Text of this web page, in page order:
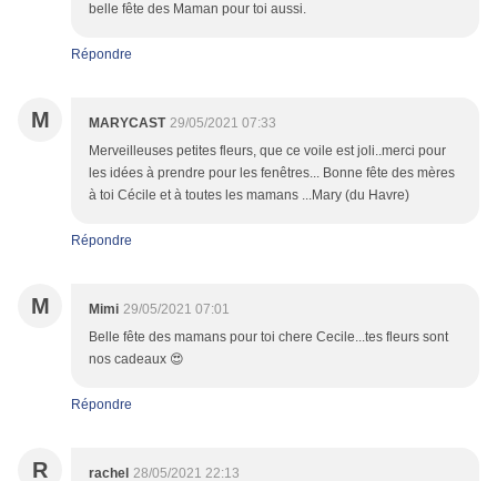
belle fête des Maman pour toi aussi.
Répondre
M MARYCAST 29/05/2021 07:33
Merveilleuses petites fleurs, que ce voile est joli..merci pour
les idées à prendre pour les fenêtres... Bonne fête des mères
à toi Cécile et à toutes les mamans ...Mary (du Havre)
Répondre
M Mimi 29/05/2021 07:01
Belle fête des mamans pour toi chere Cecile...tes fleurs sont
nos cadeaux 😍
Répondre
R rachel 28/05/2021 22:13